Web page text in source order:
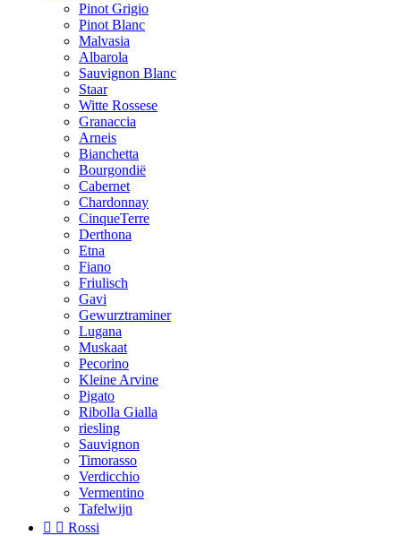
Pinot Grigio
Pinot Blanc
Malvasia
Albarola
Sauvignon Blanc
Staar
Witte Rossese
Granaccia
Arneis
Bianchetta
Bourgondië
Cabernet
Chardonnay
CinqueTerre
Derthona
Etna
Fiano
Friulisch
Gavi
Gewurztraminer
Lugana
Muskaat
Pecorino
Kleine Arvine
Pigato
Ribolla Gialla
riesling
Sauvignon
Timorasso
Verdicchio
Vermentino
Tafelwijn
  Rossi